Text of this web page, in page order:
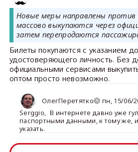
Новые меры направлены против
массово выкупаются через
затем перепродаются
Билеты покупаются с указанием
удостоверяющего личность. Без
официальными сервисами
оптом просто невозможно.
ОлегПеретятко
пн, 15/06/
Serggio, В интернете давно уже
паспортными данными, к тому же,
указать.